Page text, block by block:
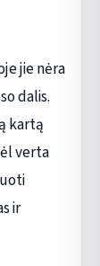
jie nėra
dalis.
kartą
verta
ir